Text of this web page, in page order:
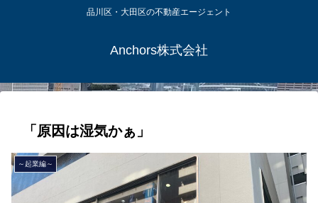
品川区・大田区の不動産エージェント
Anchors株式会社
「原因は湿気かぁ」
～起業編～